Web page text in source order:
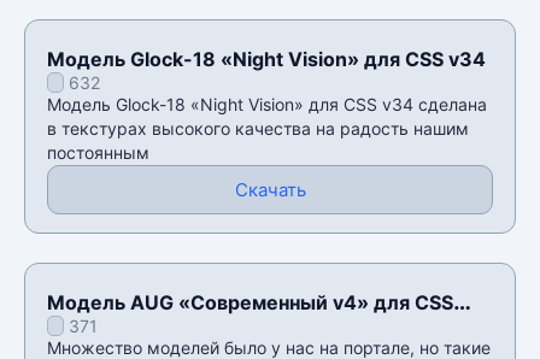
Модель Glock-18 «Night Vision» для CSS v34
632
Модель Glock-18 «Night Vision» для CSS v34 сделана
в текстурах высокого качества на радость нашим
постоянным
Скачать
Модель AUG «Современный v4» для CSS
v34371
Множество моделей было у нас на портале, но такие